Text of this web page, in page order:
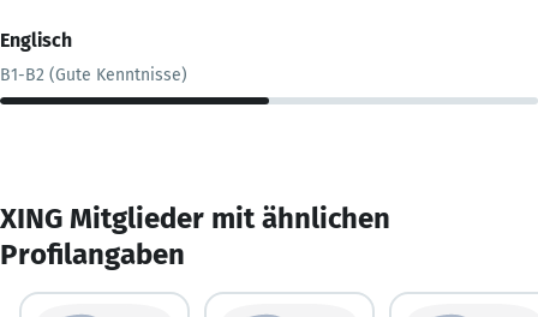
Englisch
B1-B2 (Gute Kenntnisse)
XING Mitglieder mit ähnlichen
Profilangaben